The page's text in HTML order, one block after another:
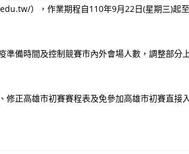
），作業期程自110年9月22日(星期三)起
準備時間及控制競賽市內外會場人數，調整部分
修正高雄市初賽賽程表及免參加高雄市初賽直接